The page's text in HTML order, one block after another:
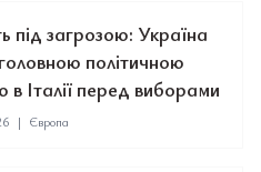
під загрозою: Україна
політичною
в Італії перед виборами
| Європа